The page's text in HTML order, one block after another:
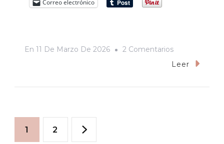
Correo electrónico
En 11 De Marzo De 2026 2 ComentariosEn
«Cerros
Leer
Paginación
Página
1 Página
2